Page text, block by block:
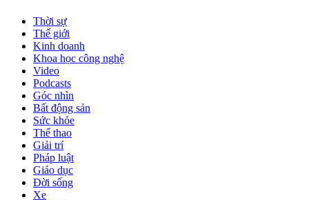
Thời sự
Thế giới
Kinh doanh
Khoa học công nghệ
Video
Podcasts
Góc nhìn
Bất động sản
Sức khỏe
Thể thao
Giải trí
Pháp luật
Giáo dục
Đời sống
Xe